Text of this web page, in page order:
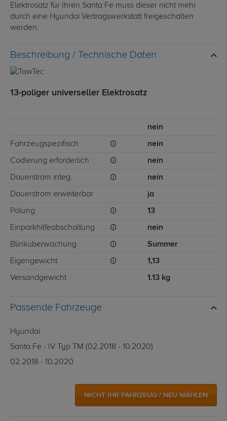
Elektrosatz für Ihren Santa Fe muss dieser nicht mehr
durch eine Hyundai Vertragswerkstatt freigeschalten
werden.
Technische Daten
13-poliger universeller Elektrosatz
nein
Fahrzeugspezifisch nein
Codierung erforderlich nein
Dauerstrom integ. nein
Dauerstrom erweiterbar ja
Polung 13
Einparkhilfeabschaltung nein
Blinküberwachung Summer
Eigengewicht 1,13
Versandgewicht 1.13 kg
Passende Fahrzeuge
Hyundai
Santa Fe - IV Typ TM (02.2018 - 10.2020)
02.2018 - 10.2020
NICHT IHR FAHRZEUG / NEU WÄHLEN